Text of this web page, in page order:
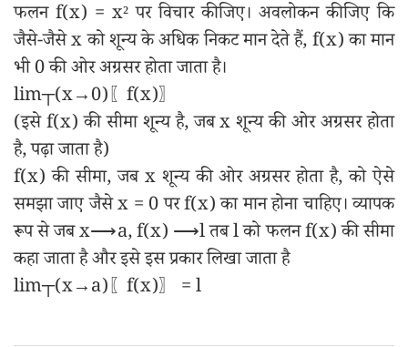
फलन f(x) = x² पर विचार कीजिए। अवलोकन कीजिए कि
जैसे-जैसे x को शून्य के अधिक निकट मान देते हैं, f(x) का मान
भी 0 की ओर अग्रसर होता जाता है।
lim┬(x→0)⁡〖f(x)〗
(इसे f(x) की सीमा शून्य है, जब x शून्य की ओर अग्रसर होता
है, पढ़ा जाता है)
f(x) की सीमा, जब x शून्य की ओर अग्रसर होता है, को ऐसे
समझा जाए जैसे x = 0 पर f(x) का मान होना चाहिए। व्यापक
रूप से जब x⟶a, f(x) ⟶l तब l को फलन f(x) की सीमा
कहा जाता है और इसे इस प्रकार लिखा जाता है
lim┬(x→a)⁡〖f(x)〗 = l